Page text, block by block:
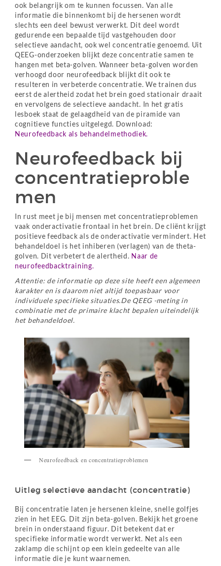
ook belangrijk om te kunnen focussen. Van alle
informatie die binnenkomt bij de hersenen wordt
slechts een deel bewust verwerkt. Dit deel wordt
gedurende een bepaalde tijd vastgehouden door
selectieve aandacht, ook wel concentratie genoemd. Uit
QEEG-onderzoeken blijkt deze concentratie samen te
hangen met beta-golven. Wanneer beta-golven worden
verhoogd door neurofeedback blijkt dit ook te
resulteren in verbeterde concentratie. We trainen dus
eerst de alertheid zodat het brein goed stationair draait
en vervolgens de selectieve aandacht. In het gratis
lesboek staat de gelaagdheid van de piramide van
cognitieve functies uitgelegd. Download:
Neurofeedback als behandelmethodiek.
Neurofeedback bij
concentratieproble
men
In rust meet je bij mensen met concentratieproblemen
vaak onderactivatie frontaal in het brein. De cliënt krijgt
positieve feedback als de onderactivatie vermindert. Het
behandeldoel is het inhiberen (verlagen) van de theta-
golven. Dit verbetert de alertheid. Naar de
neurofeedbacktraining.
Attentie: de informatie op deze site heeft een algemeen
karakter en is daarom niet altijd toepasbaar voor
individuele specifieke situaties.De QEEG -meting in
combinatie met de primaire klacht bepalen uiteindelijk
het behandeldoel.
Neurofeedback en concentratieproblemen
Uitleg selectieve aandacht (concentratie)
Bij concentratie laten je hersenen kleine, snelle golfjes
zien in het EEG. Dit zijn beta-golven. Bekijk het groene
brein in onderstaand figuur. Dit betekent dat er
specifieke informatie wordt verwerkt. Net als een
zaklamp die schijnt op een klein gedeelte van alle
informatie die je kunt waarnemen.